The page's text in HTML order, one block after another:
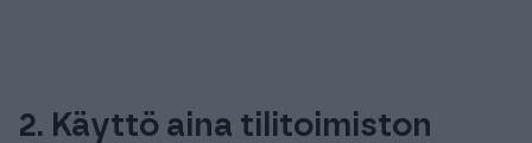
2. Käyttö aina tilitoimiston